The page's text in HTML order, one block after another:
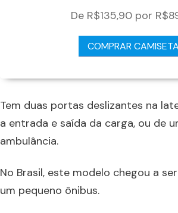
De R$135,90 por
COMPRAR CAMISETA
Tem duas portas deslizantes na
a entrada e saída da carga, ou de
ambulância.
No Brasil, este modelo chegou a
um pequeno ônibus.